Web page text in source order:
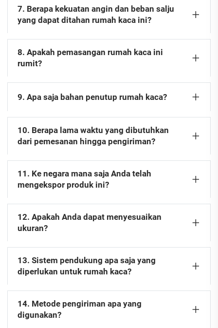
7. Berapa kekuatan angin dan beban salju
yang dapat ditahan rumah kaca ini?
8. Apakah pemasangan rumah kaca ini
rumit?
9. Apa saja bahan penutup rumah kaca?
10. Berapa lama waktu yang dibutuhkan
dari pemesanan hingga pengiriman?
11. Ke negara mana saja Anda telah
mengekspor produk ini?
12. Apakah Anda dapat menyesuaikan
ukuran?
13. Sistem pendukung apa saja yang
diperlukan untuk rumah kaca?
14. Metode pengiriman apa yang
digunakan?